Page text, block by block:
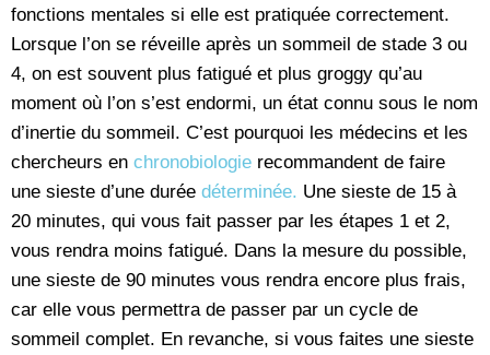
fonctions mentales si elle est pratiquée correctement.
Lorsque l’on se réveille après un sommeil de stade 3 ou
4, on est souvent plus fatigué et plus groggy qu’au
moment où l’on s’est endormi, un état connu sous le nom
d’inertie du sommeil. C’est pourquoi les médecins et les
chercheurs en chronobiologie recommandent de faire
une sieste d’une durée déterminée. Une sieste de 15 à
20 minutes, qui vous fait passer par les étapes 1 et 2,
vous rendra moins fatigué. Dans la mesure du possible,
une sieste de 90 minutes vous rendra encore plus frais,
car elle vous permettra de passer par un cycle de
sommeil complet. En revanche, si vous faites une sieste